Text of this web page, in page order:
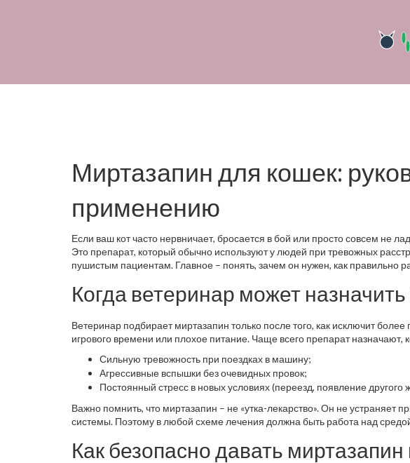
Миртазапин для кошек:
применению
Если ваш кот часто нервничает, бросается в бой или просто совсем не
Это препарат, который обычно используют у людей при тревожных
пушистым пациентам. Главное – понять, зачем он нужен, как правильно
Когда ветеринар может
Ветеринар подбирает миртазапин только после того, как исключит
игрового времени или плохое питание. Чаще всего препарат назначают,
Сильную тревожность при поездках в машину;
Агрессивные вспышки без очевидных провок;
Постоянный стресс в новых условиях (переезд, появление другого
Важно помнить, что миртазапин – не «утка-лекарство». Он не устраняет
системы. Поэтому в любой схеме лечения должна быть работа над
Как безопасно давать